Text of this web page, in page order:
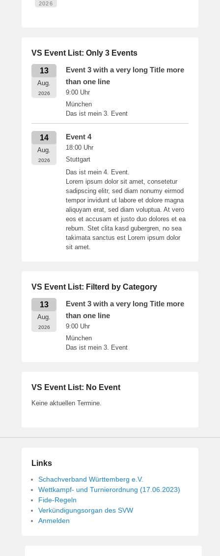
2026
VS Event List: Only 3 Events
13
Aug.
2026
Event 3 with a very long Title more
than one line
9:00 Uhr
München
Das ist mein 3. Event
14
Aug.
2026
Event 4
18:00 Uhr
Stuttgart
Das ist mein 4. Event.
Lorem ipsum dolor sit amet, consetetur
sadipscing elitr, sed diam nonumy eirmod
tempor invidunt ut labore et dolore magna
aliquyam erat, sed diam voluptua. At vero
eos et accusam et justo duo dolores et ea
rebum. Stet clita kasd gubergren, no sea
takimata sanctus est Lorem ipsum dolor
sit amet.
VS Event List: Filterd by Category
13
Aug.
2026
Event 3 with a very long Title more
than one line
9:00 Uhr
München
Das ist mein 3. Event
VS Event List: No Event
Keine aktuellen Termine.
Links
Schachverband Württemberg e.V.
Wettkampf- und Turnierordnung (17.06.2023)
Fide-Regeln
Verkündigungsorgan des SVW
Anmelden